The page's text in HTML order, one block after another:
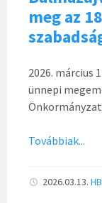
meg az
2026. március
ünnepi
Továbbiak...
2026.03.13.